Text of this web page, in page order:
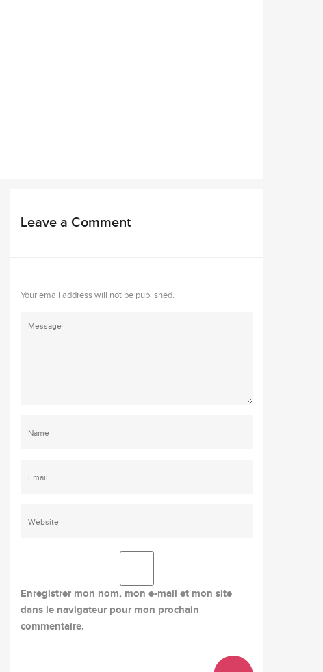
Leave a Comment
Your email address will not be published.
Enregistrer mon nom, mon e-mail et mon site
dans le navigateur pour mon prochain
commentaire.